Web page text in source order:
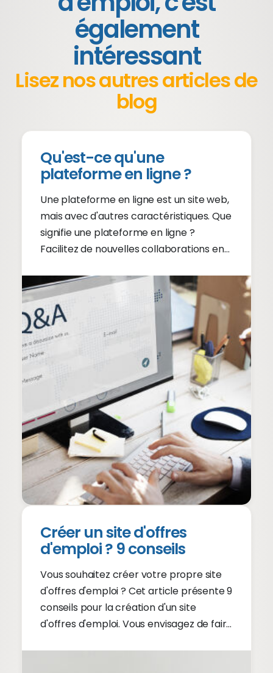
également
intéressant
Lisez nos autres articles de
blog
Qu'est-ce qu'une
plateforme en ligne ?
Une plateforme en ligne est un site web,
mais avec d'autres caractéristiques. Que
signifie une plateforme en ligne ?
Facilitez de nouvelles collaborations en
Créer un site d'offres
d'emploi ? 9 conseils
Vous souhaitez créer votre propre site
d'offres d'emploi ? Cet article présente 9
conseils pour la création d'un site
d'offres d'emploi. Vous envisagez de faire